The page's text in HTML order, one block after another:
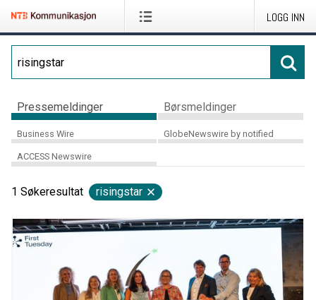
LOGG INN
Pressemeldinger Børsmeldinger
Business Wire GlobeNewswire by notified
ACCESS Newswire
1 Søkeresultat risingstar